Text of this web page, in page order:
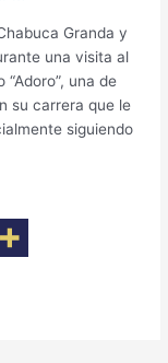
Granda y
una visita al
una de
su carrera que le
siguiendo